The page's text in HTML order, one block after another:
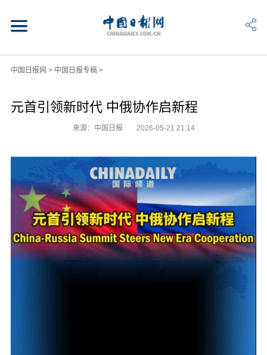
中国日报网 > 中国日报专稿>
元首引领新时代 中俄协作启新程
来源：中国日报 2026-05-21 21:14